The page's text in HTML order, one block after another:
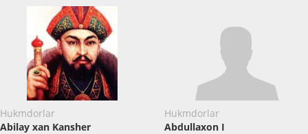
Hukmdorlar
Abilay xan Kansher
Hukmdorlar
Abdullaxon I